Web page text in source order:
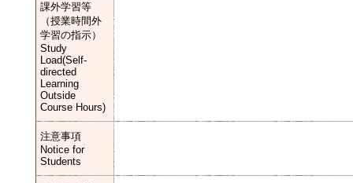
課外学習等
（授業時間外
学習の指示）
Study
Load(Self-
directed
Learning
Outside
Course Hours)
注意事項
Notice for
Students